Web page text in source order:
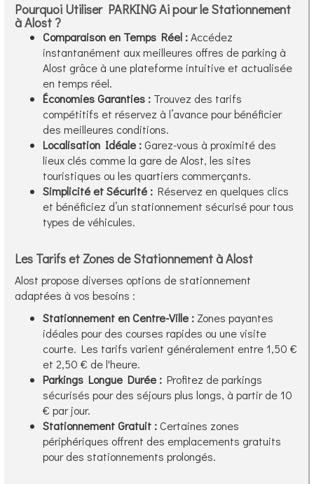
Pourquoi Utiliser PARKING Ai pour le Stationnement
à Alost ?
Comparaison en Temps Réel :Accédez
instantanément aux meilleures offres de parking à
Alost grâce à une plateforme intuitive et actualisée
en temps réel.
Économies Garanties : Trouvez des tarifs
compétitifs et réservez à l’avance pour bénéficier
des meilleures conditions.
Localisation Idéale :Garez-vous à proximité des
lieux clés comme la gare de Alost, les sites
touristiques ou les quartiers commerçants.
Simplicité et Sécurité : Réservez en quelques clics
et bénéficiez d’un stationnement sécurisé pour tous
types de véhicules.
Les Tarifs et Zones de Stationnement à Alost
Alost propose diverses options de stationnement
adaptées à vos besoins :
Stationnement en Centre-Ville : Zones payantes
idéales pour des courses rapides ou une visite
courte. Les tarifs varient généralement entre 1,50 €
et 2,50 € de l'heure.
Parkings Longue Durée : Profitez de parkings
sécurisés pour des séjours plus longs, à partir de 10
€ par jour.
Stationnement Gratuit :Certaines zones
périphériques offrent des emplacements gratuits
pour des stationnements prolongés.